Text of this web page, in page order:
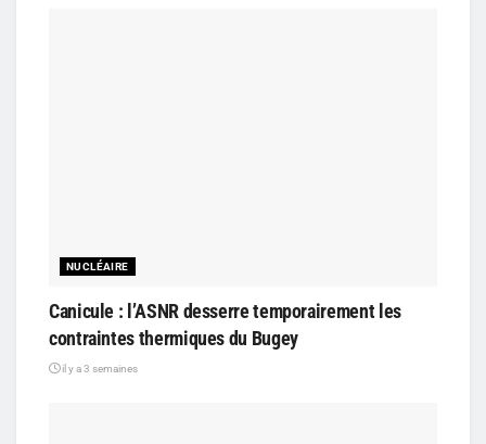
NUCLÉAIRE
Canicule : l’ASNR desserre temporairement les
contraintes thermiques du Bugey
il y a 3 semaines